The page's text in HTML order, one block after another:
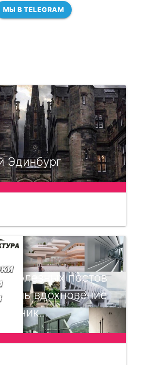
МЫ В TELEGRAM
Эдинбург
полезных постов
вдохновение
уник...